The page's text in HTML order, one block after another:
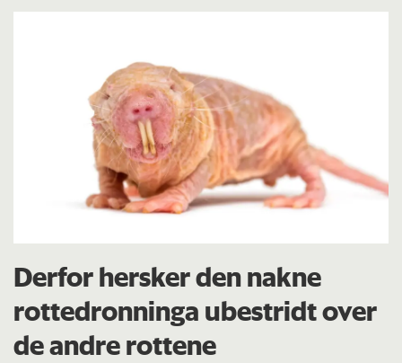
Derfor hersker den nakne
rottedronninga ubestridt over
de andre rottene